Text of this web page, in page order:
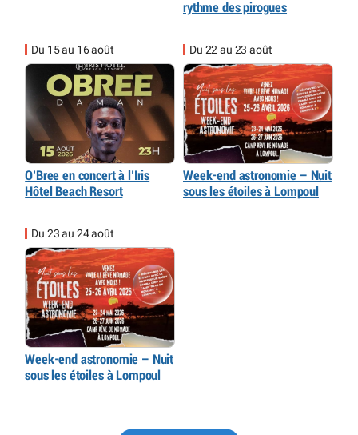
rythme des pirogues
Du 15 au 16 août
O’Bree en concert à l’Iris
Hôtel Beach Resort
Du 22 au 23 août
Week-end astronomie – Nuit
sous les étoiles à Lompoul
Du 23 au 24 août
Week-end astronomie – Nuit
sous les étoiles à Lompoul